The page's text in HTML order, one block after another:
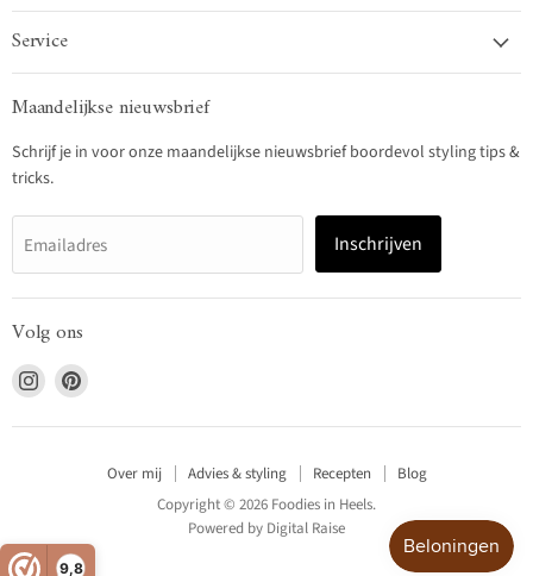
9,8
Service
Maandelijkse nieuwsbrief
Schrijf je in voor onze maandelijkse nieuwsbrief boordevol styling tips &
tricks.
Emailadres Inschrijven
Volg ons
Vind
ons
op
Vind
op
Over mij Advies & styling Recepten
Blog
Copyright © 2026 Foodies in Heels.
Powered by Digital Raise